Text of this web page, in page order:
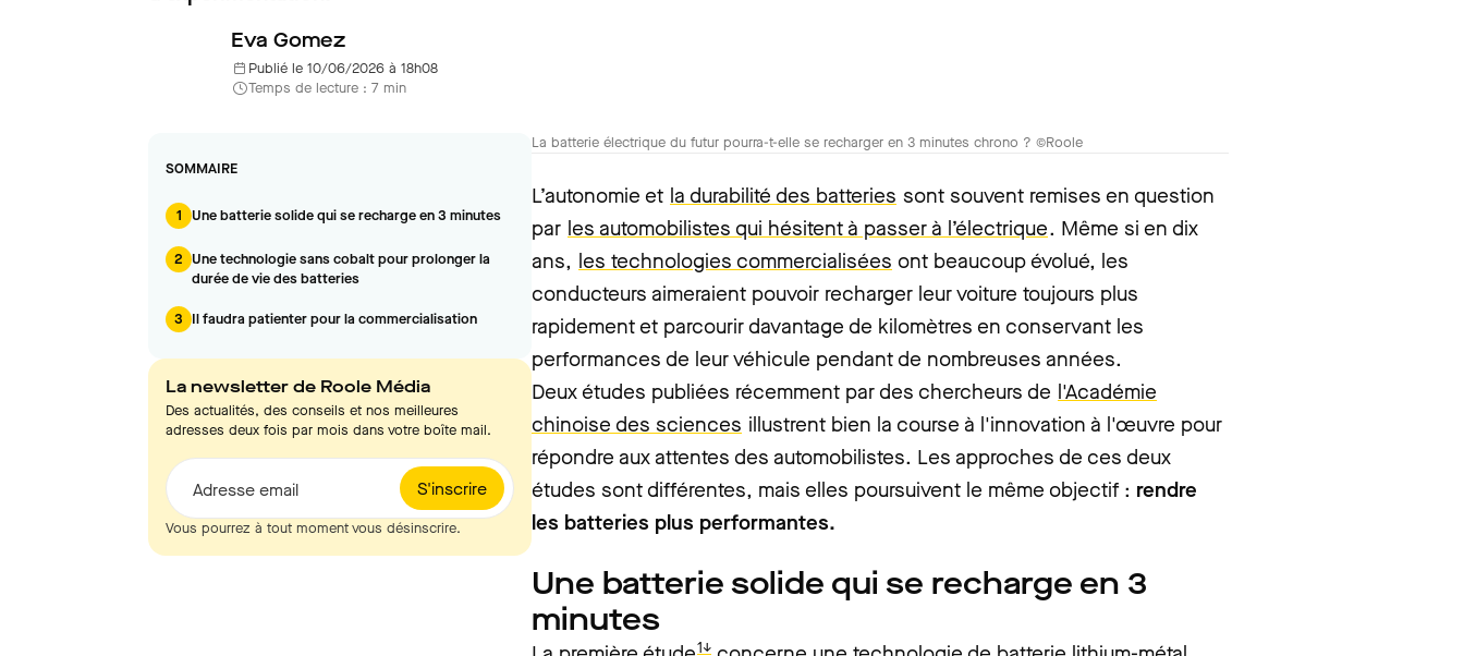
Eva Gomez
Publié le 10/06/2026 à 18h08
Temps de lecture : 7 min
SOMMAIRE
1 Une batterie solide qui se recharge en 3 minutes
2 Une technologie sans cobalt pour prolonger la
durée de vie des batteries
3 Il faudra patienter pour la commercialisation
La newsletter de Roole Média
Des actualités, des conseils et nos meilleures
adresses deux fois par mois dans votre boîte mail.
S'inscrire
Adresse email
Vous pourrez à tout moment vous désinscrire.
La batterie électrique du futur pourra-t-elle se recharger en 3 minutes chrono ? ©Roole
L’autonomie et la durabilité des batteries sont souvent remises en question
par les automobilistes qui hésitent à passer à l’électrique. Même si en dix
ans, les technologies commercialisées ont beaucoup évolué, les
conducteurs aimeraient pouvoir recharger leur voiture toujours plus
rapidement et parcourir davantage de kilomètres en conservant les
performances de leur véhicule pendant de nombreuses années.
Deux études publiées récemment par des chercheurs de l'Académie
chinoise des sciences illustrent bien la course à l'innovation à l'œuvre pour
répondre aux attentes des automobilistes. Les approches de ces deux
études sont différentes, mais elles poursuivent le même objectif : rendre
les batteries plus performantes.
Une batterie solide qui se recharge en 3
minutes
1↓